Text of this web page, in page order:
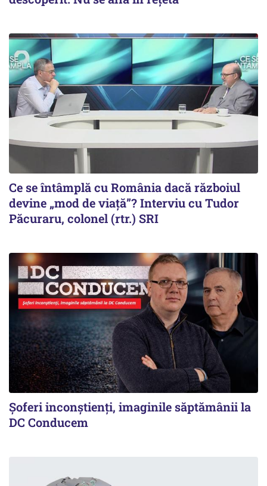
Ce se întâmplă cu România dacă războiul
devine „mod de viață”? Interviu cu Tudor
Păcuraru, colonel (rtr.) SRI
Şoferi inconştienţi, imaginile săptămânii la
DC Conducem